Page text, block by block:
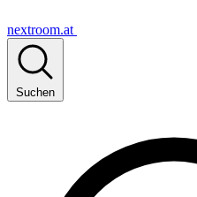
nextroom.at
Suchen